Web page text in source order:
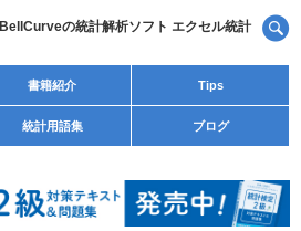
BellCurveの統計解析ソフト エクセル統計
書籍紹介 Tips
統計用語集 ブログ